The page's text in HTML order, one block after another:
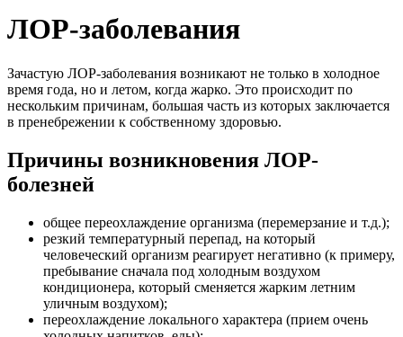
ЛОР-заболевания
Зачастую ЛОР-заболевания возникают не только в холодное
время года, но и летом, когда жарко. Это происходит по
нескольким причинам, большая часть из которых заключается
в пренебрежении к собственному здоровью.
Причины возникновения ЛОР-
болезней
общее переохлаждение организма (перемерзание и т.д.);
резкий температурный перепад, на который
человеческий организм реагирует негативно (к примеру,
пребывание сначала под холодным воздухом
кондиционера, который сменяется жарким летним
уличным воздухом);
переохлаждение локального характера (прием очень